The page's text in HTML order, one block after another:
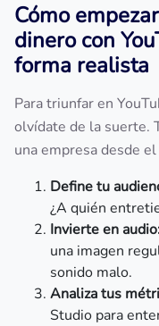
Cómo
dinero con
forma realista
Para triunfar en
olvídate de la suerte.
una empresa desde
Define tu
¿A quién
Invierte en
una imagen
sonido malo.
Analiza tus
Studio para